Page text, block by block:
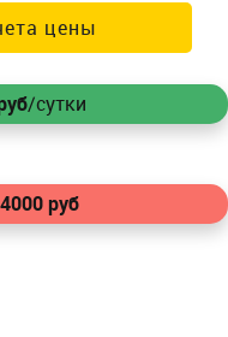
цены
/сутки
4000руб